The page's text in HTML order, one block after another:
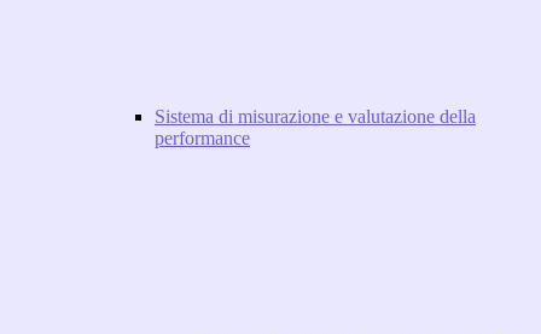
Sistema di misurazione e valutazione della
performance